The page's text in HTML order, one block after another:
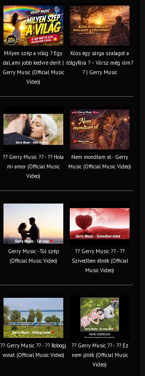
Milyen szép a világ ? Egy
dal, ami jobb kedvre derít |
Gerry Music (Official Music
Video)
Köss egy sárga szalagot a
tölgyfára ?️ – Vársz még rám?
? | Gerry Music
?? Gerry Music ?? - ?? Hola
mi amor (Official Music
Video)
Nem mondtam el - Gerry
Music (Official Music Video)
Gerry Music - Túl szép
(Official Music Video)
?? Gerry Music ?? - ??
Szívedben élnék (Official
Music Video)
?? Gerry Music ?? - ?? Robogj
vonat (Official Music Video)
?? Gerry Music ?? - ?? Ez
nem játék (Official Music
Video)